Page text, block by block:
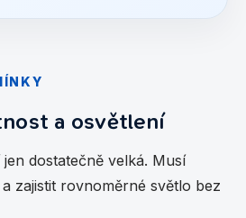
a osvětlení
dostatečně velká. Musí
zajistit rovnoměrné světlo bez